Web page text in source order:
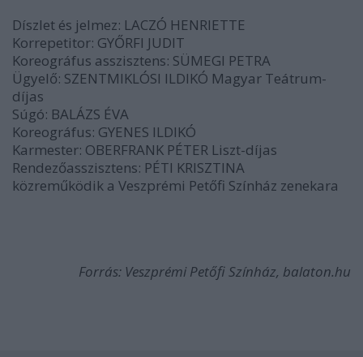
Díszlet és jelmez: LACZÓ HENRIETTE
Korrepetitor: GYŐRFI JUDIT
Koreográfus asszisztens: SÜMEGI PETRA
Ügyelő: SZENTMIKLÓSI ILDIKÓ Magyar Teátrum-
díjas
Súgó: BALÁZS ÉVA
Koreográfus: GYENES ILDIKÓ
Karmester: OBERFRANK PÉTER Liszt-díjas
Rendezőasszisztens: PÉTI KRISZTINA
közreműködik a Veszprémi Petőfi Színház zenekara
Forrás: Veszprémi Petőfi Színház, balaton.hu